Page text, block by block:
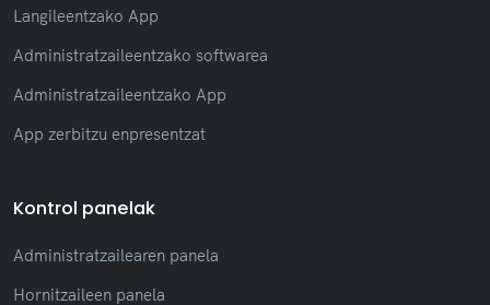
Langileentzako App
Administratzaileentzako softwarea
Administratzaileentzako App
App zerbitzu enpresentzat
Kontrol panelak
Administratzailearen panela
Hornitzaileen panela